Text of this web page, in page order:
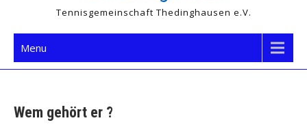
Tennisgemeinschaft Thedinghausen e.V.
Menu
Wem gehört er ?